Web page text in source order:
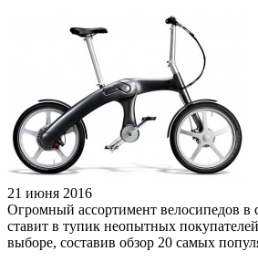
21 июня 2016
Огромный ассортимент велосипедов в
ставит в тупик неопытных
выборе, составив обзор 20 самых